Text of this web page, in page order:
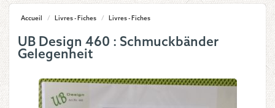
Accueil / Livres - Fiches / Livres - Fiches
UB Design 460 : Schmuckbänder
Gelegenheit